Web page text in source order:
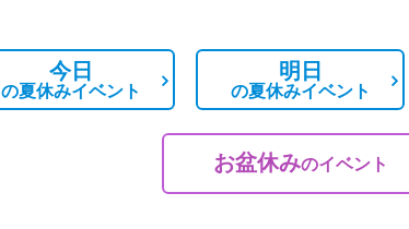
今日
の夏休みイベント
明日
の夏休みイベント
お盆休みのイベント